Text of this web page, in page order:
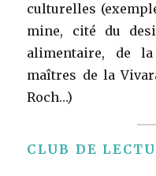
culturelles
mine, cité du
alimentaire, de
maîtres de la
Roch…)
CLUB DE